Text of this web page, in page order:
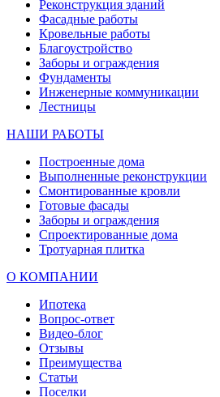
Реконструкция зданий
Фасадные работы
Кровельные работы
Благоустройство
Заборы и ограждения
Фундаменты
Инженерные коммуникации
Лестницы
НАШИ РАБОТЫ
Построенные дома
Выполненные реконструкции
Смонтированные кровли
Готовые фасады
Заборы и ограждения
Спроектированные дома
Тротуарная плитка
О КОМПАНИИ
Ипотека
Вопрос-ответ
Видео-блог
Отзывы
Преимущества
Статьи
Поселки